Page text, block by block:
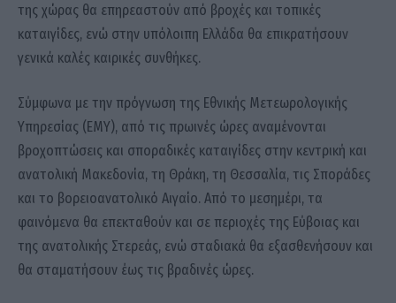
της χώρας θα επηρεαστούν από βροχές και τοπικές
καταιγίδες, ενώ στην υπόλοιπη Ελλάδα θα επικρατήσουν
γενικά καλές καιρικές συνθήκες.
Σύμφωνα με την πρόγνωση της Εθνικής Μετεωρολογικής
Υπηρεσίας (ΕΜΥ), από τις πρωινές ώρες αναμένονται
βροχοπτώσεις και σποραδικές καταιγίδες στην κεντρική και
ανατολική Μακεδονία, τη Θράκη, τη Θεσσαλία, τις Σποράδες
και το βορειοανατολικό Αιγαίο. Από το μεσημέρι, τα
φαινόμενα θα επεκταθούν και σε περιοχές της Εύβοιας και
της ανατολικής Στερεάς, ενώ σταδιακά θα εξασθενήσουν και
θα σταματήσουν έως τις βραδινές ώρες.